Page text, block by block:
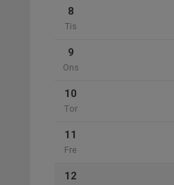
8
Tis
9
Ons
10
Tor
11
Fre
12